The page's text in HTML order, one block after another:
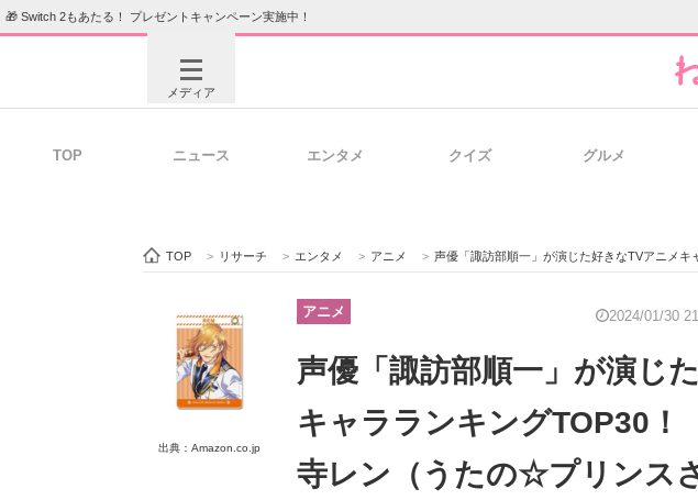
🎁 Switch 2もあたる！ プレゼントキャンペーン実施中！
メディア
ビジネスと働き方のヒント
ITエンジニア向け専門サイト
TOP ニュース エンタメ クイズ グルメ
TOP > リサーチ > エンタメ > アニメ > 声優「諏訪部順一」が演じた好きなTVアニメキャラランキングTOP30！ 第1位は「神宮
出典：Amazon.co.jp
アニメ 2024/01/30
声優「諏訪部順一」が演じ
キャラランキングTOP30
寺レン（うたの☆プリンス